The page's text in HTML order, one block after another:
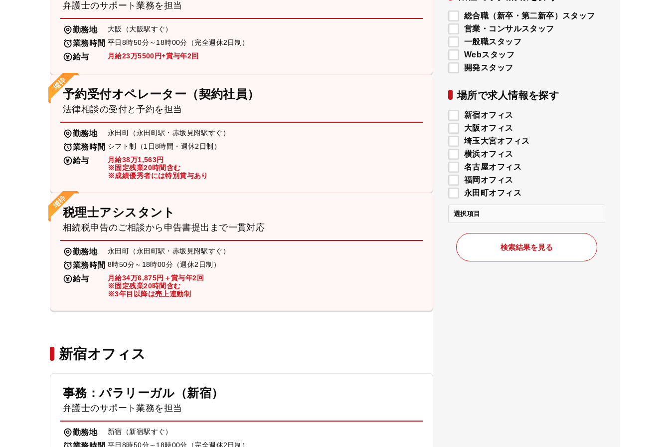
総合職（新卒・第二新卒）スタッフ
営業・コンサルスタッフ
一般職スタッフ
Webスタッフ
開発スタッフ
場所で求人情報を探す
新宿オフィス
大阪オフィス
埼玉大宮オフィス
横浜オフィス
名古屋オフィス
福岡オフィス
永田町オフィス
選択項目
検索結果を見る
弁護士のサポート業務を担当
勤務地 大阪（大阪駅すぐ）
業務時間 平日8時50分～18時00分（完全週休2日制）
給与 月給23万5500円+賞与年2回
予約受付オペレーター（契約社員）
法律相談の受付と予約を担当
勤務地 永田町（永田町駅・赤坂見附駅すぐ）
業務時間 シフト制（1日8時間・週休2日制）
給与
月給38万1,563円
※固定残業20時間含む
※成績優秀者には特別賞与あり
税理士アシスタント
相続税申告のご相談から申告書提出まで一貫対応
勤務地 永田町（永田町駅・赤坂見附駅すぐ）
業務時間 8時50分～18時00分（週休2日制）
給与
月給34万6,875円＋賞与年2回
※固定残業20時間含む
※3年目以降は売上連動制
新宿オフィス
事務：パラリーガル（新宿）
弁護士のサポート業務を担当
勤務地 新宿（新宿駅すぐ）
平日8時50分～18時00分（完全週休2日制）